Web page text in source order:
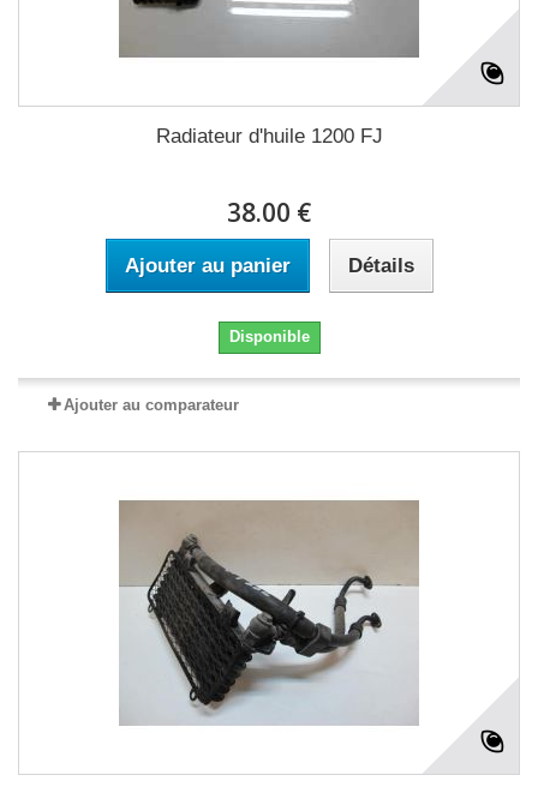
Radiateur d'huile 1200 FJ
38.00 €
Ajouter au panier Détails
Disponible
Ajouter au comparateur